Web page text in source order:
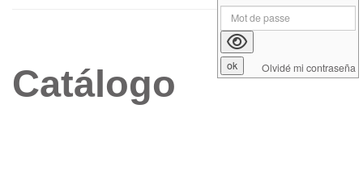
Catálogo Olvidé mi contraseña